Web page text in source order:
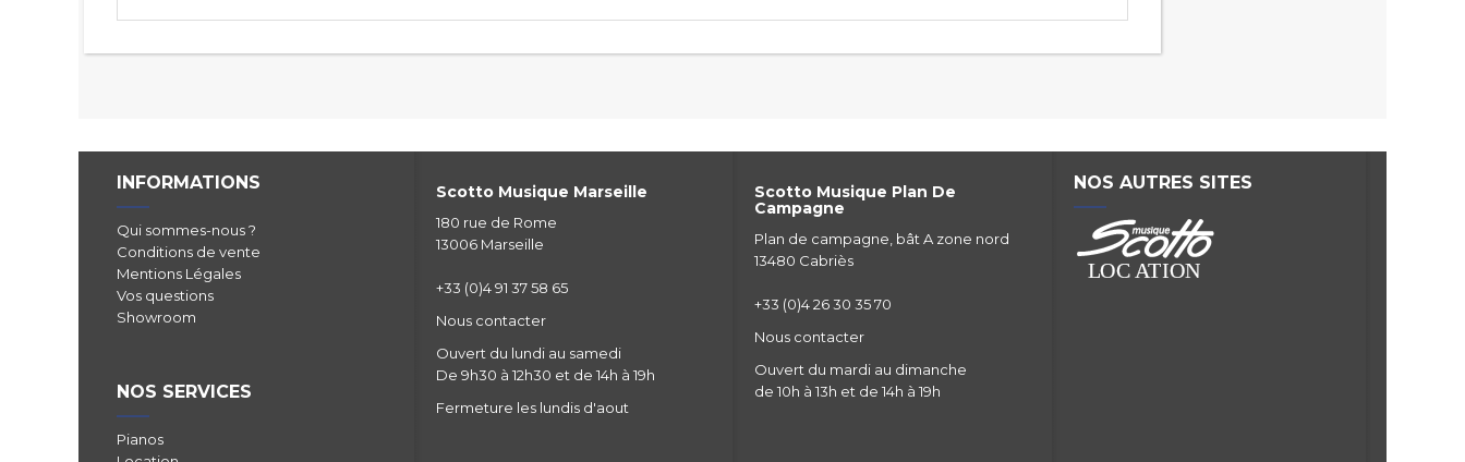
INFORMATIONS
Qui sommes-nous ?
Conditions de vente
Mentions Légales
Vos questions
Showroom
NOS SERVICES
Pianos
Scotto Musique Marseille
180 rue de Rome
13006 Marseille
+33 (0)4 91 37 58 65
Nous contacter
Ouvert du lundi au samedi
De 9h30 à 12h30 et de 14h à 19h
Fermeture les lundis d'aout
Scotto Musique Plan De
Campagne
Plan de campagne, bât A zone nord
13480 Cabriès
+33 (0)4 26 30 35 70
Nous contacter
Ouvert du mardi au dimanche
de 10h à 13h et de 14h à 19h
NOS AUTRES SITES